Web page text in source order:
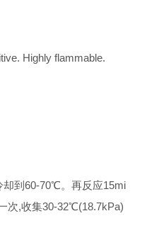
Highly flammable.
却到60-70℃。再反应15mi
次,收集30-32℃(18.7kPa)